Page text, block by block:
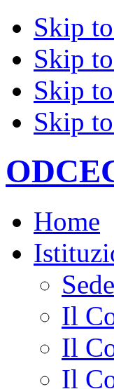
Skip
Skip
Skip
Skip
Home
Il
Il
Il